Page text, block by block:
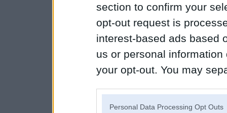
section to confirm your
opt-out request is
interest-based ads based
us or personal
your opt-out. You may
Personal Data Processing Opt Outs